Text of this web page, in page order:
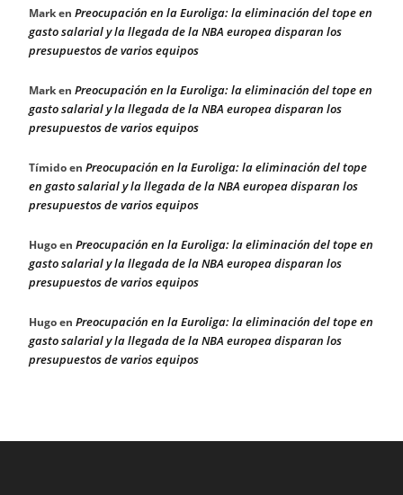
Marken Preocupación en la Euroliga: la eliminación del tope en
gasto salarial y la llegada de la NBA europea disparan los
presupuestos de varios equipos
Marken Preocupación en la Euroliga: la eliminación del tope en
gasto salarial y la llegada de la NBA europea disparan los
presupuestos de varios equipos
Tímidoen Preocupación en la Euroliga: la eliminación del tope
en gasto salarial y la llegada de la NBA europea disparan los
presupuestos de varios equipos
Hugoen Preocupación en la Euroliga: la eliminación del tope en
gasto salarial y la llegada de la NBA europea disparan los
presupuestos de varios equipos
Hugoen Preocupación en la Euroliga: la eliminación del tope en
gasto salarial y la llegada de la NBA europea disparan los
presupuestos de varios equipos